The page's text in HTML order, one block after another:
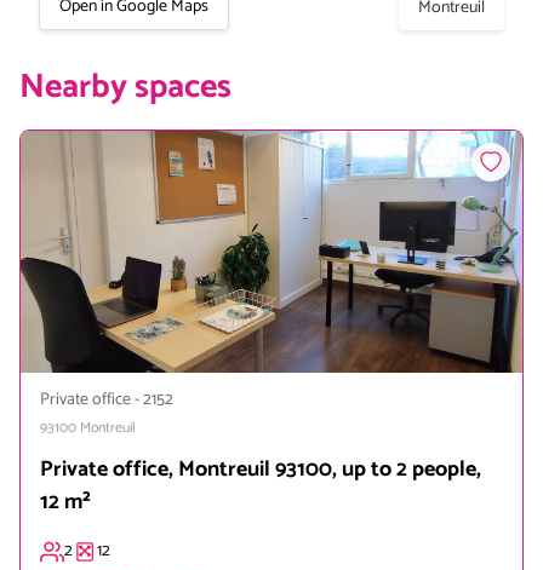
Open in Google Maps Montreuil
Nearby spaces
Private office-2152
93100 Montreuil
Private office, Montreuil 93100, up to 2 people,
12 m²
2 12